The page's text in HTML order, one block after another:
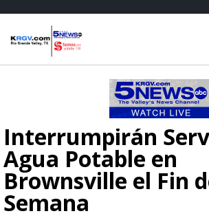
Interrumpirán
Agua Potable en
Brownsville el Fin
Semana